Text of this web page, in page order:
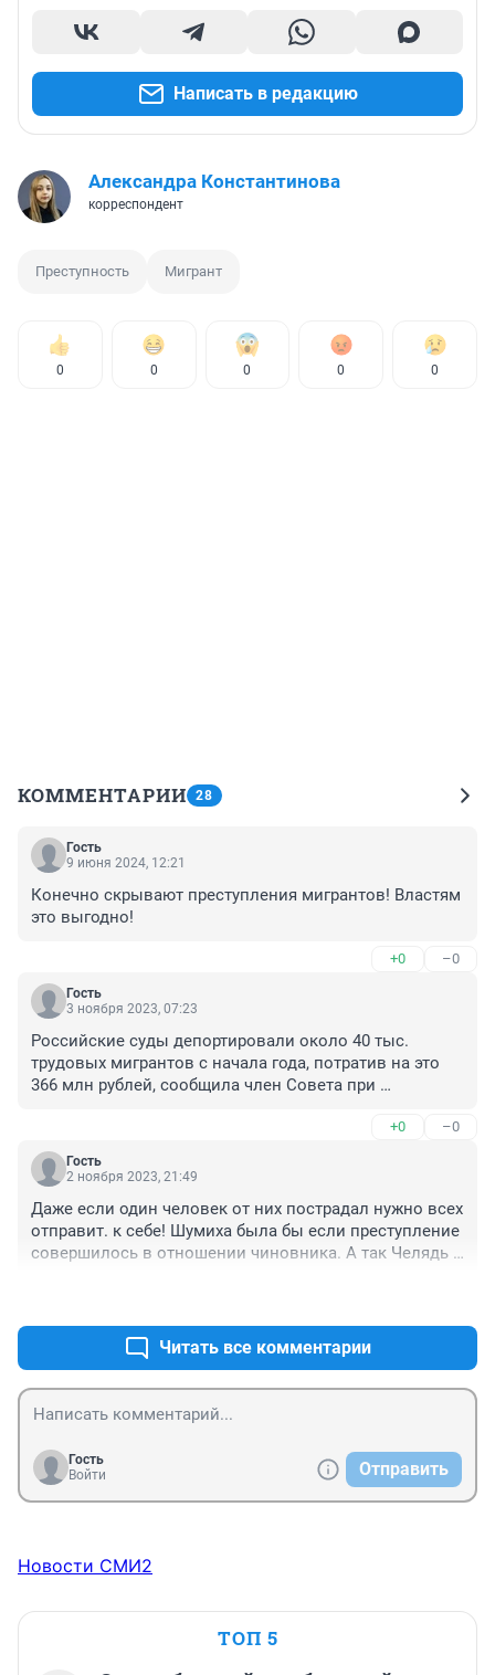
Написать в редакцию
Александра Константинова
корреспондент
Преступность Мигрант
0 0 0 0 0
КОММЕНТАРИИ 28
Гость
9 июня 2024, 12:21
Конечно скрывают преступления мигрантов! Властям
это выгодно!
+0 –0
Гость
3 ноября 2023, 07:23
Российские суды депортировали около 40 тыс.
трудовых мигрантов с начала года, потратив на это
366 млн рублей, сообщила член Совета при
+0 –0
Гость
2 ноября 2023, 21:49
Даже если один человек от них пострадал нужно всех
отправит. к себе! Шумиха была бы если преступление
совершилось в отношении чиновника. А так Челядь
Читать все комментарии
Гость
Войти
Отправить
Новости СМИ2
ТОП 5